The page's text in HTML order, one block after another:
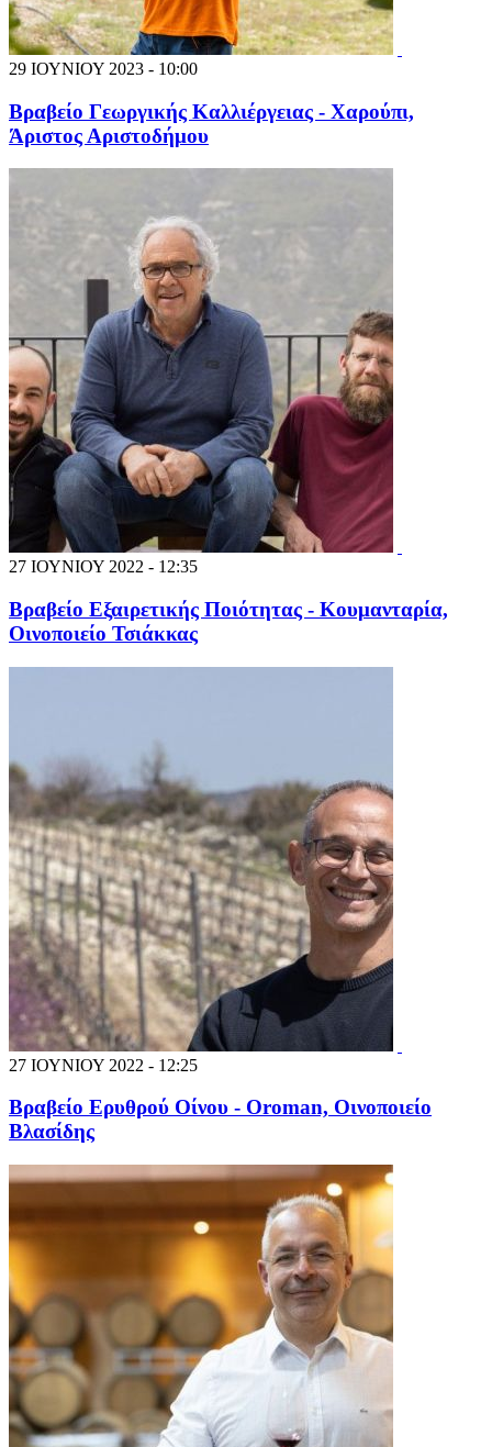
29 ΙΟΥΝΙΟΥ 2023 - 10:00
Βραβείο Γεωργικής Καλλιέργειας - Χαρούπι,
Άριστος Αριστοδήμου
27 ΙΟΥΝΙΟΥ 2022 - 12:35
Βραβείο Εξαιρετικής Ποιότητας - Κουμανταρία,
Οινοποιείο Τσιάκκας
27 ΙΟΥΝΙΟΥ 2022 - 12:25
Βραβείο Ερυθρού Οίνου - Orοman, Οινοποιείο
Βλασίδης